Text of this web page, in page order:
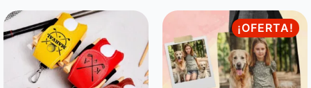
precios:
desde
24,90 €
hasta
44,90 €
desde
24,90 €
hasta
34,90 €
¡OFERTA!